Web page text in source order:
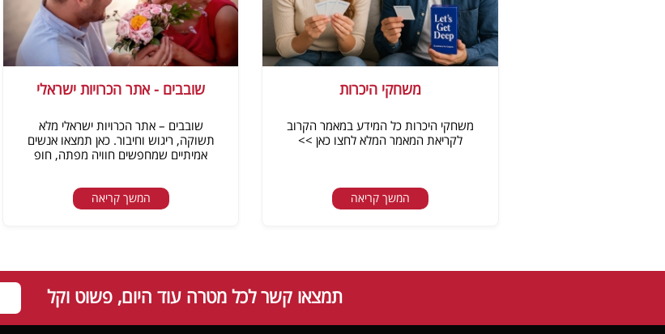
משחקי היכרות
משחקי היכרות כל המידע במאמר הקרוב
לקריאת המאמר המלא לחצו כאן >>
המשך קריאה
שובבים - אתר הכרויות ישראלי
שובבים – אתר הכרויות ישראלי מלא
תשוקה, ריגוש וחיבור. כאן תמצאו אנשים
אמיתיים שמחפשים חוויה מפתה, חופ
המשך קריאה
תמצאו קשר לכל מטרה עוד היום, פשוט וקל